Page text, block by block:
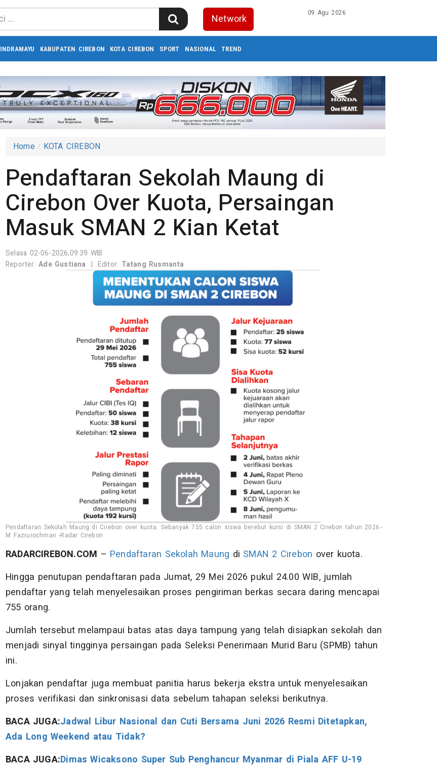
Network 09 Agu 2026
INDRAMAYU KABUPATEN CIREBON KOTA CIREBON SPORT NASIONAL TREND
Home KOTA CIREBON
Pendaftaran Sekolah Maung di
Cirebon Over Kuota, Persaingan
Masuk SMAN 2 Kian Ketat
Selasa 02-06-2026,09:39 WIB
Reporter:Ade Gustiana | Editor: Tatang Rusmanta
Pendaftaran Sekolah Maung di Cirebon over kuota. Sebanyak 755 calon siswa berebut kursi di SMAN 2 Cirebon tahun 2026.-
M Fazrurochman -Radar Cirebon
RADARCIREBON.COM – Pendaftaran Sekolah Maung di SMAN 2 Cirebon over kuota.
Hingga penutupan pendaftaran pada Jumat, 29 Mei 2026 pukul 24.00 WIB, jumlah
pendaftar yang telah menyelesaikan proses pengiriman berkas secara daring mencapai
755 orang.
Jumlah tersebut melampaui batas atas daya tampung yang telah disiapkan sekolah dan
menjadi sinyal tingginya persaingan pada Seleksi Penerimaan Murid Baru (SPMB) tahun
ini.
Lonjakan pendaftar juga membuat panitia harus bekerja ekstra untuk menyelesaikan
proses verifikasi dan sinkronisasi data sebelum tahapan seleksi berikutnya.
BACA JUGA:Jadwal Libur Nasional dan Cuti Bersama Juni 2026 Resmi Ditetapkan,
Ada Long Weekend atau Tidak?
BACA JUGA:Dimas Wicaksono Super Sub Penghancur Myanmar di Piala AFF U-19